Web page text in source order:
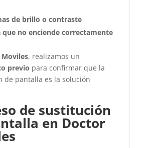
de brillo o contraste
que no enciende correctamente
, realizamos un
previo para confirmar que la
de pantalla es la solución
de sustitución
en Doctor